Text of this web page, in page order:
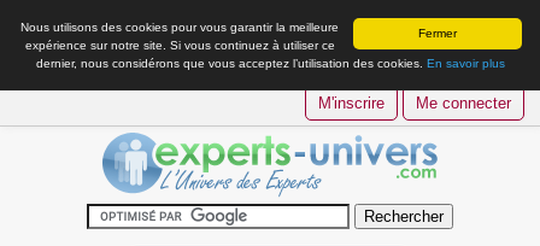
Fermer
Nous utilisons des cookies pour vous garantir la meilleure
expérience sur notre site. Si vous continuez à utiliser ce
dernier, nous considérons que vous acceptez l’utilisation des cookies. En savoir plus
M'inscrire Me connecter